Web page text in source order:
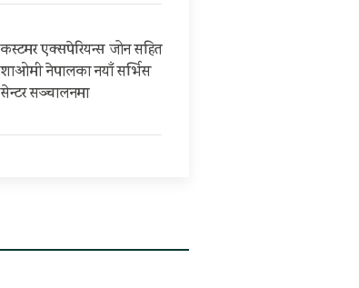
कस्टमर एक्सपेरियन्स जोन सहित
शाओमी नेपालका नयाँ सर्भिस
सेन्टर सञ्चालनमा